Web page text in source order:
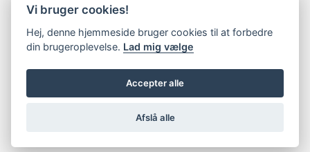
support@netfugl.dk
copyright © 2002-2023
Vi bruger cookies!
Hej, denne hjemmeside bruger cookies til at forbedre
din brugeroplevelse. Lad mig vælge
Accepter alle
Afslå alle